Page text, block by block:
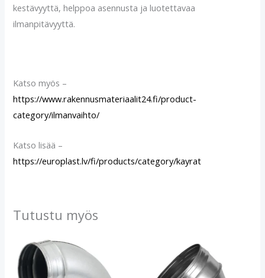
kestävyyttä, helppoa asennusta ja luotettavaa
ilmanpitävyyttä.
Katso myös –
https://www.rakennusmateriaalit24.fi/product-
category/ilmanvaihto/
Katso lisää –
https://europlast.lv/fi/products/category/kayrat
Tutustu myös